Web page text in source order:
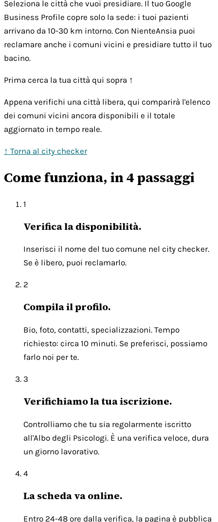
Seleziona le città che vuoi presidiare. Il tuo Google
Business Profile copre solo la sede: i tuoi pazienti
arrivano da 10-30 km intorno. Con NienteAnsia puoi
reclamare anche i comuni vicini e presidiare tutto il tuo
bacino.
Prima cerca la tua città qui sopra ↑
Appena verifichi una città libera, qui comparirà l'elenco
dei comuni vicini ancora disponibili e il totale
aggiornato in tempo reale.
↑ Torna al city checker
Come funziona, in 4 passaggi
1
Verifica la disponibilità.
Inserisci il nome del tuo comune nel city checker.
Se è libero, puoi reclamarlo.
2
Compila il profilo.
Bio, foto, contatti, specializzazioni. Tempo
richiesto: circa 10 minuti. Se preferisci, possiamo
farlo noi per te.
3
Verifichiamo la tua iscrizione.
Controlliamo che tu sia regolarmente iscritto
all'Albo degli Psicologi. È una verifica veloce, dura
un giorno lavorativo.
4
La scheda va online.
Entro 24-48 ore dalla verifica, la pagina è pubblica